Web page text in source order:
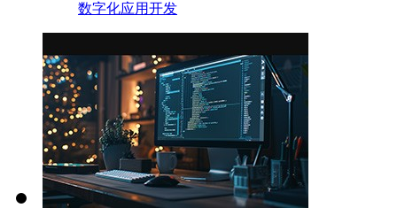
数字化应用开发